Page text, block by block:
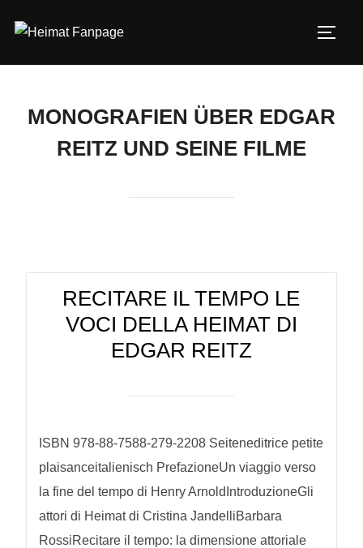
Inhalt
MONOGRAFIEN ÜBER EDGAR
REITZ UND SEINE FILME
RECITARE IL TEMPO LE
VOCI DELLA HEIMAT DI
EDGAR REITZ
ISBN 978-88-7588-279-2208 Seiteneditrice petite
plaisanceitalienisch PrefazioneUn viaggio verso
la fine del tempo di Henry ArnoldIntroduzioneGli
attori di Heimat di Cristina JandelliBarbara
RossiRecitare il tempo: la dimensione attoriale